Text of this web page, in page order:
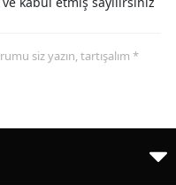
siz yazın, tartışalım *